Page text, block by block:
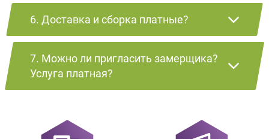
6. Доставка и сборка платные?
7. Можно ли пригласить замерщика?
Услуга платная?